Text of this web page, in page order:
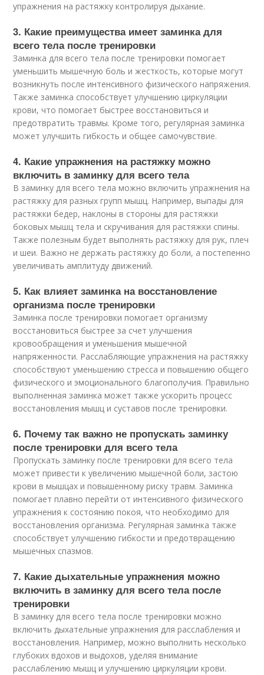
упражнения на растяжку контролируя дыхание.
3. Какие преимущества имеет заминка для
всего тела после тренировки
Заминка для всего тела после тренировки помогает
уменьшить мышечную боль и жесткость, которые могут
возникнуть после интенсивного физического напряжения.
Также заминка способствует улучшению циркуляции
крови, что помогает быстрее восстановиться и
предотвратить травмы. Кроме того, регулярная заминка
может улучшить гибкость и общее самочувствие.
4. Какие упражнения на растяжку можно
включить в заминку для всего тела
В заминку для всего тела можно включить упражнения на
растяжку для разных групп мышц. Например, выпады для
растяжки бедер, наклоны в стороны для растяжки
боковых мышц тела и скручивания для растяжки спины.
Также полезным будет выполнять растяжку для рук, плеч
и шеи. Важно не держать растяжку до боли, а постепенно
увеличивать амплитуду движений.
5. Как влияет заминка на восстановление
организма после тренировки
Заминка после тренировки помогает организму
восстановиться быстрее за счет улучшения
кровообращения и уменьшения мышечной
напряженности. Расслабляющие упражнения на растяжку
способствуют уменьшению стресса и повышению общего
физического и эмоционального благополучия. Правильно
выполненная заминка может также ускорить процесс
восстановления мышц и суставов после тренировки.
6. Почему так важно не пропускать заминку
после тренировки для всего тела
Пропускать заминку после тренировки для всего тела
может привести к увеличению мышечной боли, застою
крови в мышцах и повышенному риску травм. Заминка
помогает плавно перейти от интенсивного физического
упражнения к состоянию покоя, что необходимо для
восстановления организма. Регулярная заминка также
способствует улучшению гибкости и предотвращению
мышечных спазмов.
7. Какие дыхательные упражнения можно
включить в заминку для всего тела после
тренировки
В заминку для всего тела после тренировки можно
включить дыхательные упражнения для расслабления и
восстановления. Например, можно выполнить несколько
глубоких вдохов и выдохов, уделяя внимание
расслаблению мышц и улучшению циркуляции крови.